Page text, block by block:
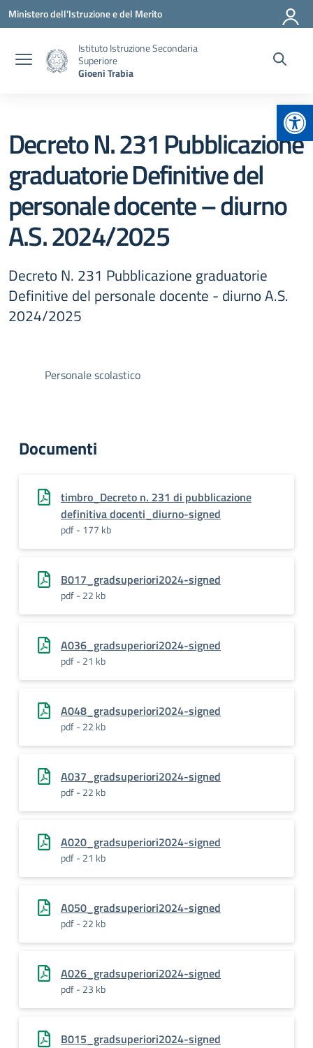
Vai ai contenuti
Vai al menu di navigazione
Vai al footer
Ministero dell'Istruzione e del Merito
Istituto Istruzione Secondaria
Superiore
Gioeni Trabia
Decreto N. 231 Pubblicazione
graduatorie Definitive del
personale docente – diurno
A.S. 2024/2025
Decreto N. 231 Pubblicazione graduatorie
Definitive del personale docente - diurno A.S.
2024/2025
Personale scolastico
Documenti
timbro_Decreto n. 231 di pubblicazione
definitiva docenti_diurno-signed
pdf - 177 kb
B017_gradsuperiori2024-signed
pdf - 22 kb
A036_gradsuperiori2024-signed
pdf - 21 kb
A048_gradsuperiori2024-signed
pdf - 22 kb
A037_gradsuperiori2024-signed
pdf - 22 kb
A020_gradsuperiori2024-signed
pdf - 21 kb
A050_gradsuperiori2024-signed
pdf - 22 kb
A026_gradsuperiori2024-signed
pdf - 23 kb
B015_gradsuperiori2024-signed